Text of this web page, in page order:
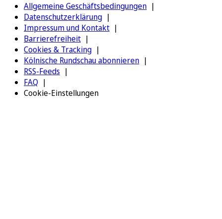
Allgemeine Geschäftsbedingungen
Datenschutzerklärung
Impressum und Kontakt
Barrierefreiheit
Cookies & Tracking
Kölnische Rundschau abonnieren
RSS-Feeds
FAQ
Cookie-Einstellungen